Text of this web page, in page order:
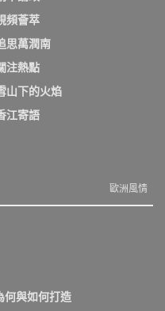
頻薈萃
思萬潤南
注熱點
山下的火焰
江寄語
歐洲風情
與如何打造